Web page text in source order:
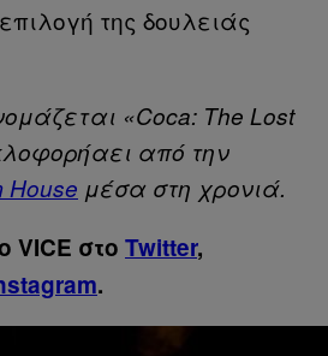
της δουλειάς
«Coca: The Lost
από την
House μέσα στη χρονιά.
VICE στο Twitter,
.